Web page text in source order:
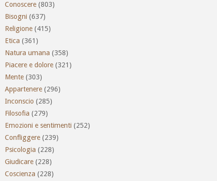
Conoscere (803)
Bisogni (637)
Religione (415)
Etica (361)
Natura umana (358)
Piacere e dolore (321)
Mente (303)
Appartenere (296)
Inconscio (285)
Filosofia (279)
Emozioni e sentimenti (252)
Confliggere (239)
Psicologia (228)
Giudicare (228)
Coscienza (228)